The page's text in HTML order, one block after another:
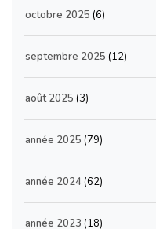
octobre 2025 (6)
septembre 2025 (12)
août 2025 (3)
année 2025 (79)
année 2024(62)
année 2023 (18)